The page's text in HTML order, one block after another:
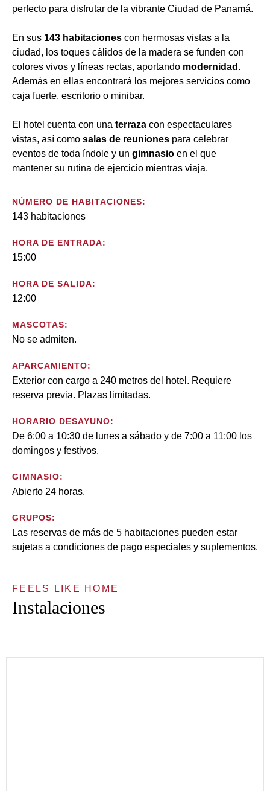
perfecto para disfrutar de la vibrante Ciudad de Panamá.
En sus 143 habitaciones con hermosas vistas a la
ciudad, los toques cálidos de la madera se funden con
colores vivos y líneas rectas, aportando modernidad .
Además en ellas encontrará los mejores servicios como
caja fuerte, escritorio o minibar.
El hotel cuenta con una terraza con espectaculares
vistas, así como salas de reuniones para celebrar
eventos de toda índole y un gimnasio en el que
mantener su rutina de ejercicio mientras viaja.
NÚMERO DE HABITACIONES:
143 habitaciones
HORA DE ENTRADA:
15:00
HORA DE SALIDA:
12:00
MASCOTAS:
No se admiten.
APARCAMIENTO:
Exterior con cargo a 240 metros del hotel. Requiere
reserva previa. Plazas limitadas.
HORARIO DESAYUNO:
De 6:00 a 10:30 de lunes a sábado y de 7:00 a 11:00 los
domingos y festivos.
GIMNASIO:
Abierto 24 horas.
GRUPOS:
Las reservas de más de 5 habitaciones pueden estar
sujetas a condiciones de pago especiales y suplementos.
FEELS LIKE HOME
Instalaciones